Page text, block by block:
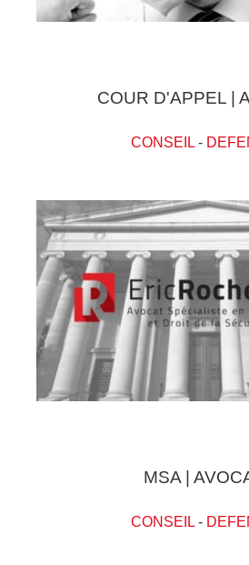
COUR D'APPEL |
CONSEIL-
MSA |
CONSEIL-